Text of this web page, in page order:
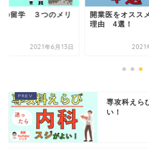
の留学 ３つのメリ
2021年6月13日
開業医をオスス
理由 4選！
2021
専攻科え
い！